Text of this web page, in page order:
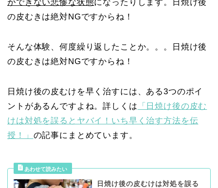
ができない悲惨な状態になったりします。日焼け後
の皮むきは絶対NGですからね！
そんな体験、何度繰り返したことか。。。日焼け後
の皮むきは絶対NGですからね！
日焼け後の皮むけを早く治すには、ある3つのポイ
ントがあるんですよね。詳しくは 「日焼け後の皮む
けは対処を誤るとヤバイ！いち早く治す方法を伝
授！」 の記事にまとめています。
日焼け後の皮むけは対処を誤る